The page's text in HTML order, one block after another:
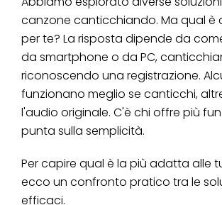
canzone canticchiando. Ma qual è
per te? La risposta dipende da
da smartphone o da PC,
riconoscendo una registrazione.
funzionano meglio se canticchi,
l'audio originale. C'è chi offre più
punta sulla semplicità.
Per capire qual è la più adatta alle
ecco un confronto pratico tra le
efficaci.